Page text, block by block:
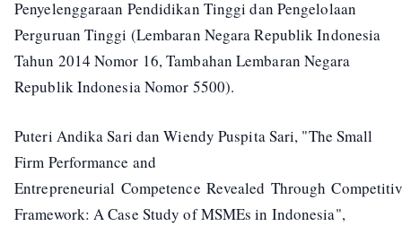
Penyelenggaraan Pendidikan Tinggi dan Pengelolaan
Perguruan Tinggi (Lembaran Negara Republik Indonesia
Tahun 2014 Nomor 16, Tambahan Lembaran Negara
Republik Indonesia Nomor 5500).
Puteri Andika Sari dan Wiendy Puspita Sari, "The Small
Firm Performance and
Entrepreneurial Competence Revealed Through
Framework: A Case Study of MSMEs in Indonesia",